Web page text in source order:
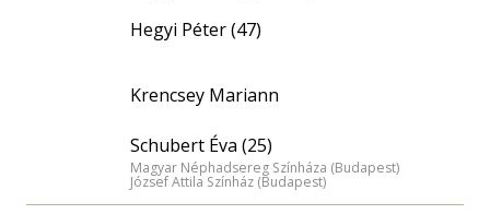
Hegyi Péter (47)
Krencsey Mariann
Schubert Éva (25)
Magyar Néphadsereg Színháza (Budapest)
József Attila Színház (Budapest)